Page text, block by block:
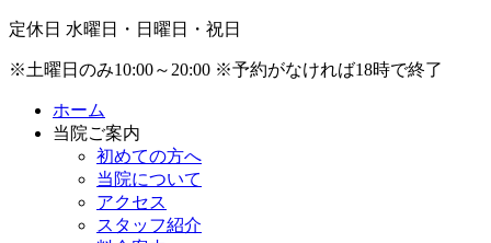
定休日 水曜日・日曜日・祝日
※土曜日のみ10:00～20:00 ※予約がなければ18時で終了
ホーム
当院ご案内
初めての方へ
当院について
アクセス
スタッフ紹介